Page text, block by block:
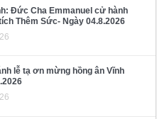
Đức Cha Emmanuel cử hành
Thêm Sức- Ngày 04.8.2026
lễ tạ ơn mừng hồng ân Vĩnh